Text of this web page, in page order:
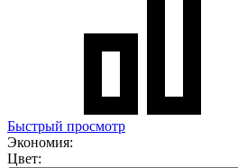
Быстрый просмотр
Экономия:
Цвет: